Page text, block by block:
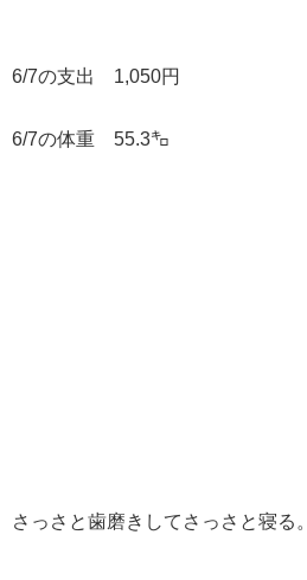
6/7の支出 1,050円
6/7の体重 55.3㌔
さっさと歯磨きしてさっさと寝る。